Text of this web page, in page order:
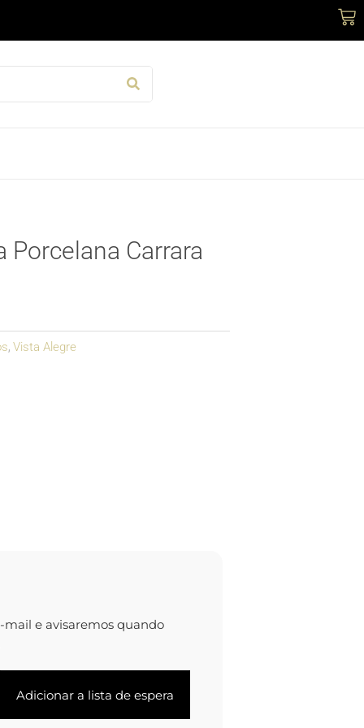
Porcelana Carrara
, Vista Alegre
mail e avisaremos quando